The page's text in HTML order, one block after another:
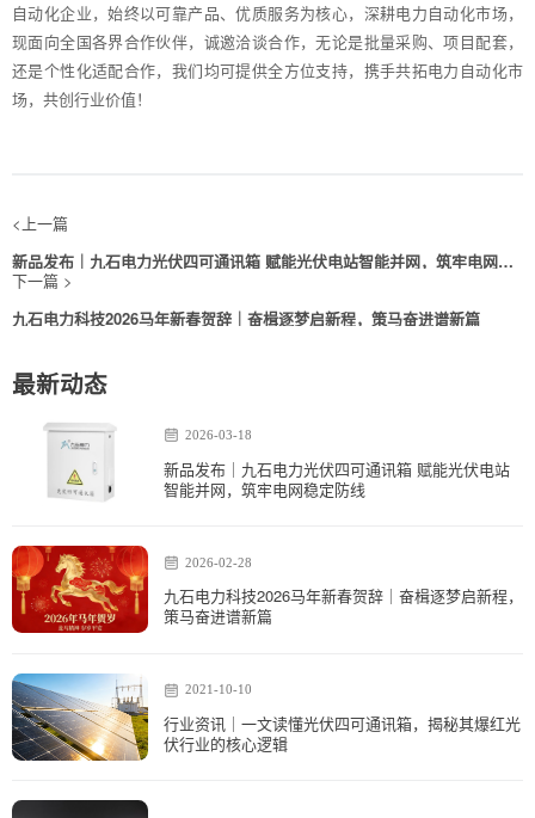
自动化企业，始终以可靠产品、优质服务为核心，深耕电力自动化市场，
现面向全国各界合作伙伴，诚邀洽谈合作，无论是批量采购、项目配套，
还是个性化适配合作，我们均可提供全方位支持，携手共拓电力自动化市
场，共创行业价值！
<上一篇
新品发布｜九石电力光伏四可通讯箱 赋能光伏电站智能并网，筑牢电网稳
定防线
下一篇 >
九石电力科技2026马年新春贺辞｜奋楫逐梦启新程，策马奋进谱新篇
最新动态
2026-03-18
新品发布｜九石电力光伏四可通讯箱 赋能光伏电站
智能并网，筑牢电网稳定防线
2026-02-28
九石电力科技2026马年新春贺辞｜奋楫逐梦启新程，
策马奋进谱新篇
2021-10-10
行业资讯｜一文读懂光伏四可通讯箱，揭秘其爆红光
伏行业的核心逻辑